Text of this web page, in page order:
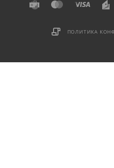
ПОЛИТИКА